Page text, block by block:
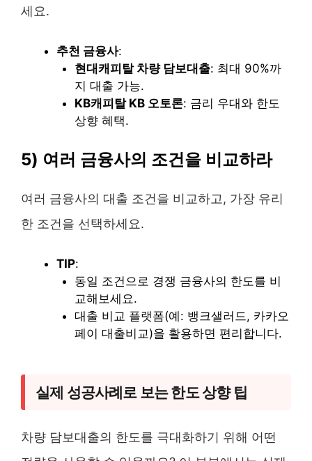
세요.
추천 금융사:
현대캐피탈 차량 담보대출: 최대 90%까
지 대출 가능.
KB캐피탈 KB 오토론: 금리 우대와 한도
상향 혜택.
5) 여러 금융사의 조건을 비교하라
여러 금융사의 대출 조건을 비교하고, 가장 유리
한 조건을 선택하세요.
TIP:
동일 조건으로 경쟁 금융사의 한도를 비
교해보세요.
대출 비교 플랫폼(예: 뱅크샐러드, 카카오
페이 대출비교)을 활용하면 편리합니다.
실제 성공사례로 보는 한도 상향 팁
차량 담보대출의 한도를 극대화하기 위해 어떤